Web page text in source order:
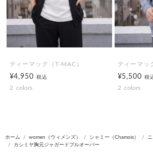
ティーマック（T-MAC）
¥4,950税込
2 colors
ティーマッ
¥5,500税
2 colors
ホーム women（ウィメンズ） シャミー（Chamois）
カシミヤ胸元ジャガードプルオーバー